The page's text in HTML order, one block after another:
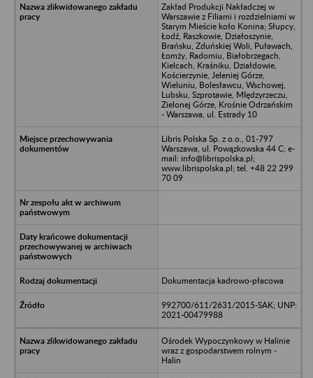
Zakład Produkcji Nakładczej w
Warszawie z Filiami i rozdzielniami w
Starym Mieście koło Konina; Słupcy,
Łodź, Raszkowie, Działoszynie,
Brańsku, Zduńskiej Woli, Puławach,
Łomży, Radomiu, Białobrzegach,
Kielcach, Kraśniku, Działdowie,
Kościerzynie, Jeleniej Górze,
Wieluniu, Bolesławcu, Wschowej,
Lubsku, Szprotawie, MIędzyrzeczu,
Zielonej Górze, Krośnie Odrzańskim
- Warszawa, ul. Estrady 10
Libris Polska Sp. z o.o., 01-797
Warszawa, ul. Powązkowska 44 C; e-
mail: info@librispolska.pl;
www.librispolska.pl; tel. +48 22 299
70 09
Dokumentacja kadrowo-płacowa
992700/611/2631/2015-SAK; UNP:
2021-00479988
Ośrodek Wypoczynkowy w Halinie
wraz z gospodarstwem rolnym -
Halin